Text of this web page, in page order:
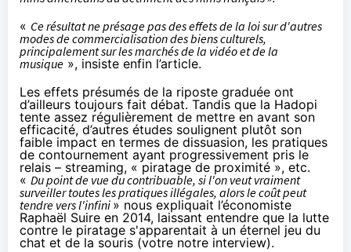
« Ce résultat ne présage pas des effets de la loi sur d'autres
modes de commercialisation des biens culturels,
principalement sur les marchés de la vidéo et de la
musique », insiste enfin l’article.
Les effets présumés de la riposte graduée ont
d’ailleurs toujours fait débat. Tandis que la Hadopi
tente assez régulièrement de mettre en avant son
efficacité, d’autres études soulignent plutôt son
faible impact en termes de dissuasion, les pratiques
de contournement ayant progressivement pris le
relais – streaming, « piratage de proximité », etc.
« Du point de vue du contribuable, si l'on veut vraiment
surveiller toutes les pratiques illégales, alors le coût peut
tendre vers l'infini » nous expliquait l’économiste
Raphaël Suire en 2014, laissant entendre que la lutte
contre le piratage s'apparentait à un éternel jeu du
chat et de la souris (votre notre interview).